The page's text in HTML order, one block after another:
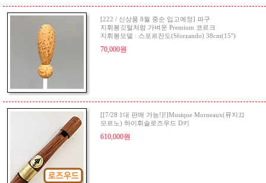
[222 / 신상품 8월 중순 입고예정] 파구
지휘봉깃털처럼 가벼운 Premium 코르크
지휘봉모델 : 스포르잔도(Sforzando) 38cm(15")
70,000원
[[7/28 1대 판매 가능!]!]Musique Morneaux(뮤지끄
모르노) 하이휘슬로즈우드 D키
610,000원